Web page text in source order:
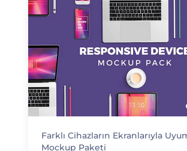
Farklı Cihazların Ekranlarıyla
Mockup Paketi